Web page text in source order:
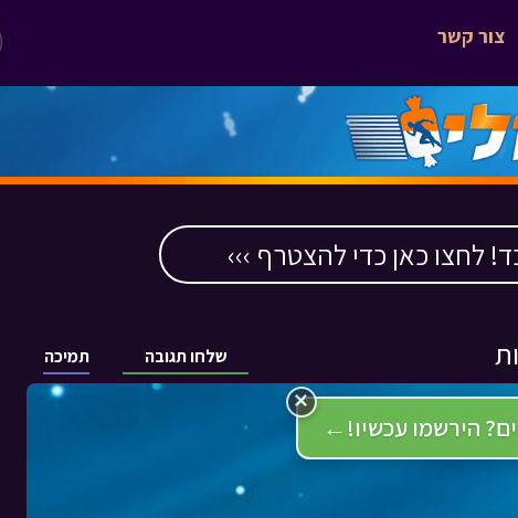
צור קשר
לחצו כאן כדי להצטרף ›››
תמיכה שלחו תגובה
הירשמו עכשיו! ←
×